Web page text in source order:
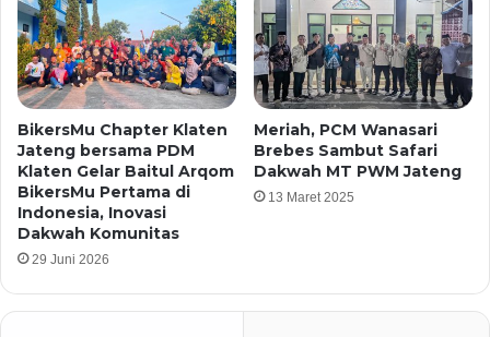
BikersMu Chapter Klaten
Jateng bersama PDM
Klaten Gelar Baitul Arqom
BikersMu Pertama di
Indonesia, Inovasi
Dakwah Komunitas
29 Juni 2026
Meriah, PCM Wanasari
Brebes Sambut Safari
Dakwah MT PWM Jateng
13 Maret 2025